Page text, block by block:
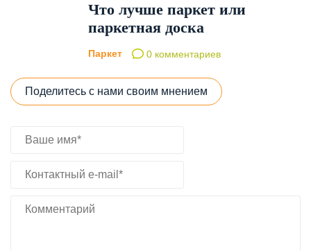
Что лучше паркет или
паркетная доска
Паркет 0 комментариев
Поделитесь с нами своим мнением